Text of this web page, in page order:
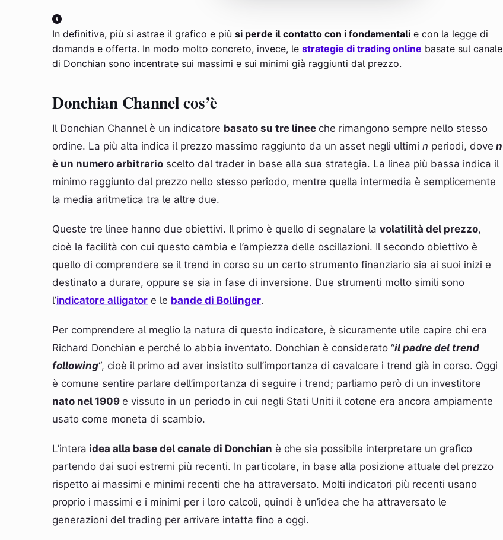
In definitiva, più si astrae il grafico e più si perde il contatto con i fondamentali e con la legge di
domanda e offerta. In modo molto concreto, invece, le strategie di trading online basate sul canale
di Donchian sono incentrate sui massimi e sui minimi già raggiunti dal prezzo.
Donchian Channel cos’è
Il Donchian Channel è un indicatore basato su tre linee che rimangono sempre nello stesso
ordine. La più alta indica il prezzo massimo raggiunto da un asset negli ultimi n periodi, dove n
è un numero arbitrario scelto dal trader in base alla sua strategia. La linea più bassa indica il
minimo raggiunto dal prezzo nello stesso periodo, mentre quella intermedia è semplicemente
la media aritmetica tra le altre due.
Queste tre linee hanno due obiettivi. Il primo è quello di segnalare la volatilità del prezzo,
cioè la facilità con cui questo cambia e l’ampiezza delle oscillazioni. Il secondo obiettivo è
quello di comprendere se il trend in corso su un certo strumento finanziario sia ai suoi inizi e
destinato a durare, oppure se sia in fase di inversione. Due strumenti molto simili sono
l’indicatore alligator e le bande di Bollinger.
Per comprendere al meglio la natura di questo indicatore, è sicuramente utile capire chi era
Richard Donchian e perché lo abbia inventato. Donchian è considerato “il padre del trend
following“, cioè il primo ad aver insistito sull’importanza di cavalcare i trend già in corso. Oggi
è comune sentire parlare dell’importanza di seguire i trend; parliamo però di un investitore
nato nel 1909 e vissuto in un periodo in cui negli Stati Uniti il cotone era ancora ampiamente
usato come moneta di scambio.
L’intera idea alla base del canale di Donchian è che sia possibile interpretare un grafico
partendo dai suoi estremi più recenti. In particolare, in base alla posizione attuale del prezzo
rispetto ai massimi e minimi recenti che ha attraversato. Molti indicatori più recenti usano
proprio i massimi e i minimi per i loro calcoli, quindi è un’idea che ha attraversato le
generazioni del trading per arrivare intatta fino a oggi.